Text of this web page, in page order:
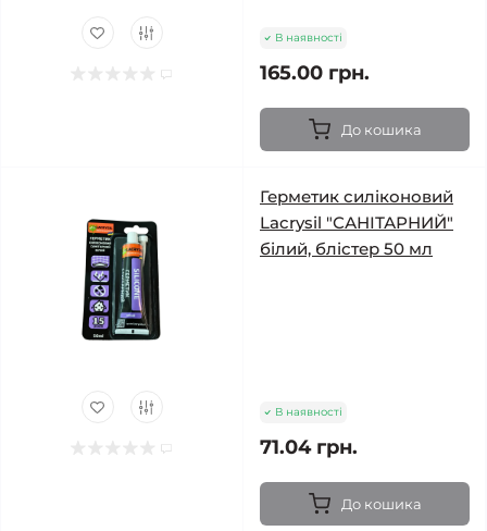
В наявності
165.00 грн.
До кошика
Герметик силіконовий
Lacrysil "САНІТАРНИЙ"
білий, блістер 50 мл
В наявності
71.04 грн.
До кошика